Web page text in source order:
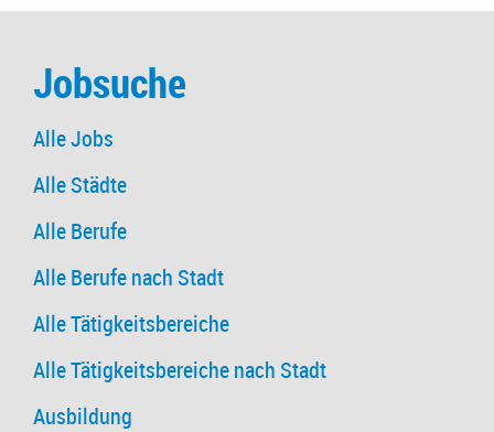
Jobsuche
Alle Jobs
Alle Städte
Alle Berufe
Alle Berufe nach Stadt
Alle Tätigkeitsbereiche
Alle Tätigkeitsbereiche nach Stadt
Ausbildung